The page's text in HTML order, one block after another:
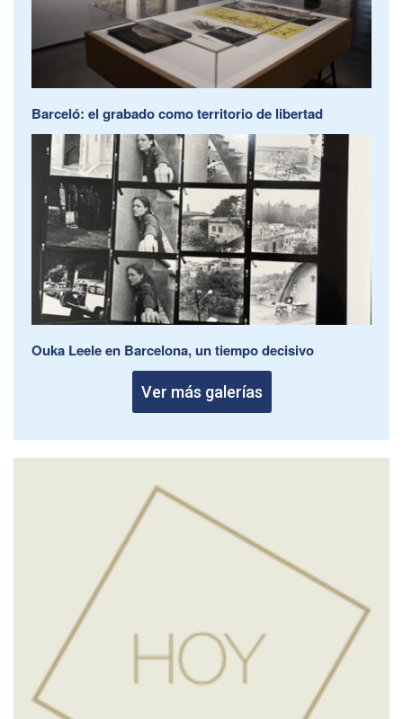
Barceló: el grabado como territorio de libertad
Ouka Leele en Barcelona, un tiempo decisivo
Ver más galerías